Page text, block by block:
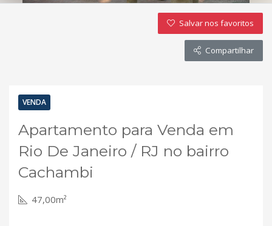
Salvar nos favoritos
Compartilhar
VENDA
Apartamento para Venda em
Rio De Janeiro / RJ no bairro
Cachambi
47,00m²